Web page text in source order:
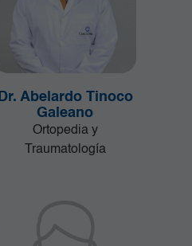
Dr. Abelardo Tinoco
Galeano
Ortopedia y
Traumatología